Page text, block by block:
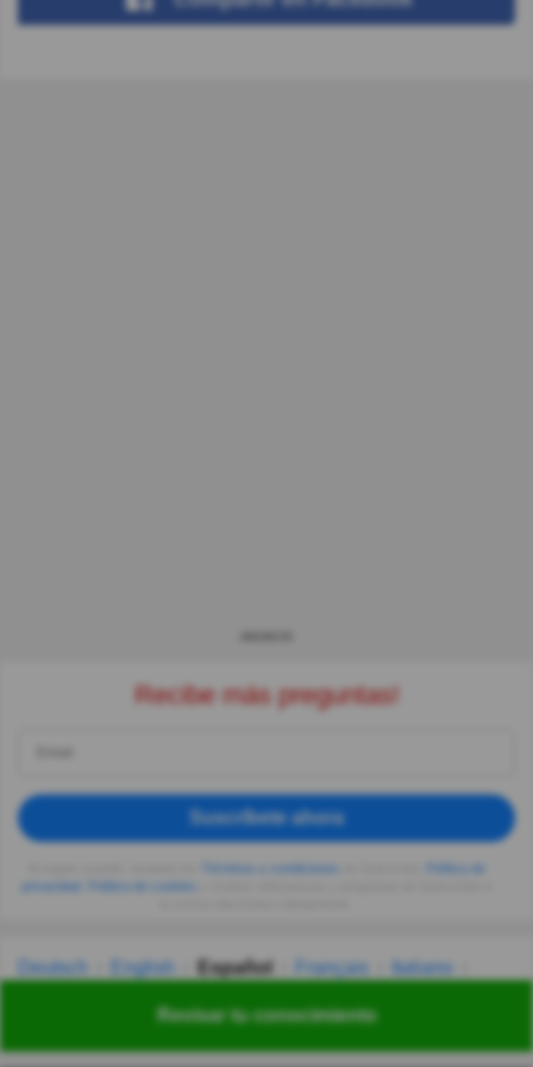
Revisar tu conocimiento
Recibe más preguntas!
Suscríbete ahora
Deutsch English Español Français
Italiano
Українська हिन्दी 한국어 汉语